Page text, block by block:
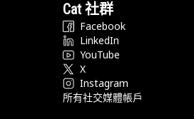
Cat 社群
Facebook
LinkedIn
YouTube
X
Instagram
所有社交媒體帳戶